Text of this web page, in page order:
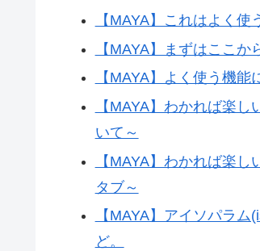
【MAYA】これはよく
【MAYA】まずはここ
【MAYA】よく使う機
【MAYA】わかれば楽
いて～
【MAYA】わかれば楽
タブ～
【MAYA】アイソパラ
ど。